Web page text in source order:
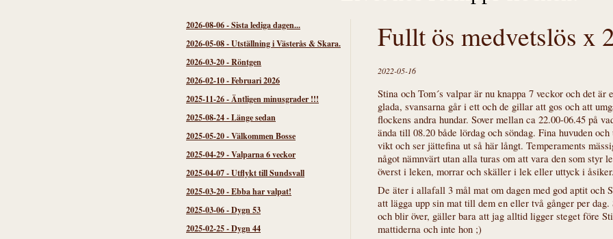
2026-08-06-Sista lediga dagen...
2026-05-08-Utställning i Västerås & Skara.
2026-03-20-Röntgen
2026-02-10-Februari 2026
2025-11-26-Äntligen minusgrader !!!
2025-08-24-Länge sedan
2025-05-20-Välkommen Bosse
2025-04-29-Valparna 6 veckor
2025-04-07-Utflykt till Sundsvall
2025-03-20-Ebba har valpat!
2025-03-06-Dygn 53
2025-02-25-Dygn 44
Fullt ös medvetslös x
2022-05-16
Stina och Tom´s valpar är nu knappa 7 veckor och det är
glada, svansarna går i ett och de gillar att gos och att
flockens andra hundar. Sover mellan ca 22.00-06.45 på
ända till 08.20 både lördag och söndag. Fina huvuden
vikt och ser jättefina ut så här långt. Temperaments
något nämnvärt utan alla turas om att vara den som styr
överst i leken, morrar och skäller i lek eller uttyck i åsiker.
De äter i allafall 3 mål mat om dagen med god aptit och
att lägga upp sin mat till dem en eller två gånger per
och blir över, gäller bara att jag alltid ligger steget före
mattiderna och inte hon ;)